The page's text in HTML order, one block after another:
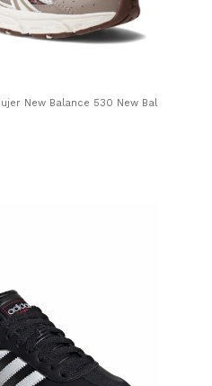
New Balance 530 New Balance -